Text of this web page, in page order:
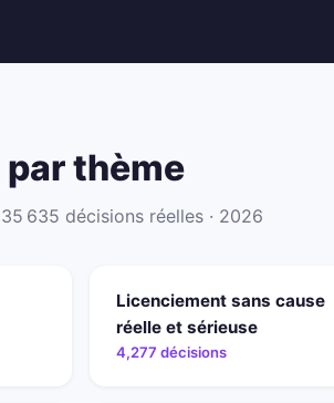
thème
635 décisions réelles · 2026
Licenciement sans cause
réelle et sérieuse
4,277 décisions